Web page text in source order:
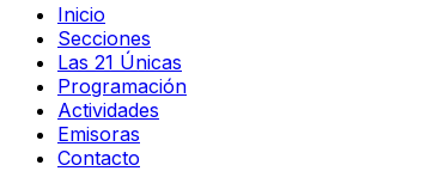
Inicio
Secciones
Las 21 Únicas
Programación
Actividades
Emisoras
Contacto